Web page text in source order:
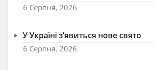
6 Серпня, 2026
У Україні з’явиться нове свято
6 Серпня, 2026